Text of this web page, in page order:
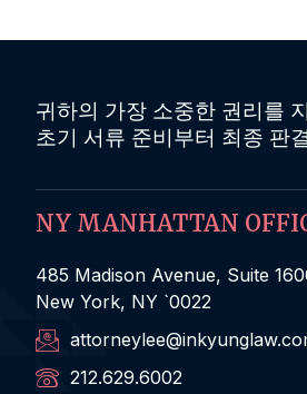
귀하의 가장 소중한 권리를
초기 서류 준비부터 최종 판
NY MANHATTAN
485 Madison Avenue, Suite
New York, NY `0022
212.629.6002